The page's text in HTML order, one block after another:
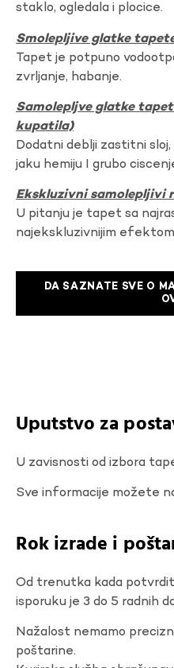
staklo, ogledala i plocice.
Smolepljive glatke
Tapet je potpuno
zvrljanje, habanje.
Samolepljve glatke
kupatila)
Dodatni deblji zastitni
jaku hemiju I grubo
Ekskluzivni samolepljivi
U pitanju je tapet sa
najekskluzivnijim
DA SAZNATE SVE O
Uputstvo za
U zavisnosti od izbora
Sve informacije možete
Rok izrade i
Od trenutka kada
isporuku je 3 do 5 radnih
Nažalost nemamo
poštarine.